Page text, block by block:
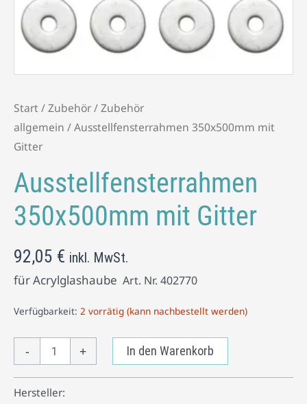
Start/Zubehör/Zubehör
allgemein / Ausstellfensterrahmen 350x500mm mit
Gitter
Ausstellfensterrahmen
350x500mm mit Gitter
92,05 € inkl. MwSt.
für Acrylglashaube Art. Nr. 402770
Verfügbarkeit: 2 vorrätig (kann nachbestellt werden)
- + In den Warenkorb
Hersteller: